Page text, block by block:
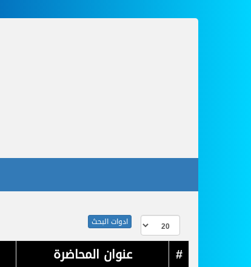
ادوات البحث
# عنوان المحاضرة